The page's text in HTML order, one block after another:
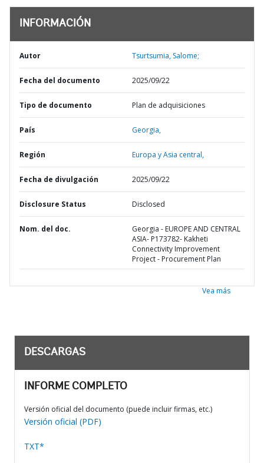
INFORMACIÓN
Autor Tsurtsumia, Salome;
Fecha del documento 2025/09/22
Tipo de documento Plan de adquisiciones
País Georgia,
Región Europa y Asia central,
Fecha de divulgación 2025/09/22
Disclosure Status Disclosed
Nom. del doc.
Georgia - EUROPE AND CENTRAL
ASIA- P173782- Kakheti
Connectivity Improvement
Project - Procurement Plan
Vea más
DESCARGAS
INFORME COMPLETO
Versión oficial del documento (puede incluir firmas, etc.)
Versión oficial (PDF)
TXT*